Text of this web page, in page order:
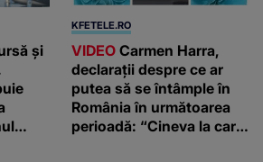
și
KFETELE.RO
VIDEO Carmen Harra,
declarații despre ce ar
putea să se întâmple în
România în următoarea
perioadă: “Cineva la care